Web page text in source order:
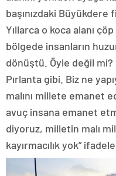
başınızdaki Büyükdere
Yıllarca o koca alanı
bölgede insanların
dönüştü. Öyle değil mi?
Pırlanta gibi. Biz ne
malını millete emanet
avuç insana emanet
diyoruz, milletin malı
kayırmacılık yok”